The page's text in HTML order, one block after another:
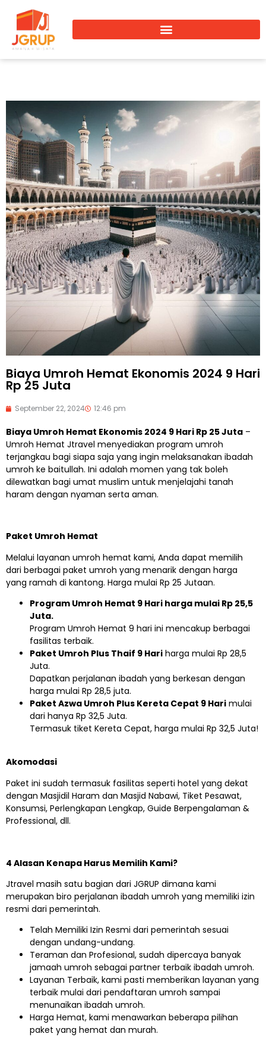
Biaya Umroh Hemat Ekonomis 2024 9 Hari
Rp 25 Juta
September 22, 2024 12:46 pm
Biaya Umroh Hemat Ekonomis 2024 9 Hari Rp 25 Juta –
Umroh Hemat Jtravel menyediakan program umroh
terjangkau bagi siapa saja yang ingin melaksanakan ibadah
umroh ke baitullah. Ini adalah momen yang tak boleh
dilewatkan bagi umat muslim untuk menjelajahi tanah
haram dengan nyaman serta aman.
Paket Umroh Hemat
Melalui layanan umroh hemat kami, Anda dapat memilih
dari berbagai paket umroh yang menarik dengan harga
yang ramah di kantong. Harga mulai Rp 25 Jutaan.
Program Umroh Hemat 9 Hari harga mulai Rp 25,5
Juta.
Program Umroh Hemat 9 hari ini mencakup berbagai
fasilitas terbaik.
Paket Umroh Plus Thaif 9 Hari harga mulai Rp 28,5
Juta.
Dapatkan perjalanan ibadah yang berkesan dengan
harga mulai Rp 28,5 juta.
Paket Azwa Umroh Plus Kereta Cepat 9 Hari mulai
dari hanya Rp 32,5 Juta.
Termasuk tiket Kereta Cepat, harga mulai Rp 32,5 Juta!
Akomodasi
Paket ini sudah termasuk fasilitas seperti hotel yang dekat
dengan Masjidil Haram dan Masjid Nabawi, Tiket Pesawat,
Konsumsi, Perlengkapan Lengkap, Guide Berpengalaman &
Professional, dll.
4 Alasan Kenapa Harus Memilih Kami?
Jtravel masih satu bagian dari JGRUP dimana kami
merupakan biro perjalanan ibadah umroh yang memiliki izin
resmi dari pemerintah.
Telah Memiliki Izin Resmi dari pemerintah sesuai
dengan undang-undang.
Teraman dan Profesional, sudah dipercaya banyak
jamaah umroh sebagai partner terbaik ibadah umroh.
Layanan Terbaik, kami pasti memberikan layanan yang
terbaik mulai dari pendaftaran umroh sampai
menunaikan ibadah umroh.
Harga Hemat, kami menawarkan beberapa pilihan
paket yang hemat dan murah.